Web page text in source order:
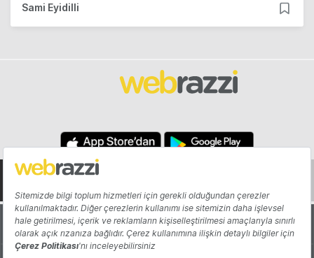
Sami Eyidilli
Hakkında Yazarlar